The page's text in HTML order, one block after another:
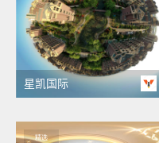
星凯国际
精选